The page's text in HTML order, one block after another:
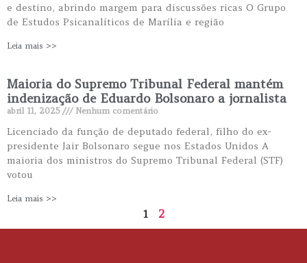
e destino, abrindo margem para discussões ricas O Grupo
de Estudos Psicanalíticos de Marília e região
Leia mais >>
Maioria do Supremo Tribunal Federal mantém
indenização de Eduardo Bolsonaro a jornalista
abril 11, 2025 Nenhum comentário
Licenciado da função de deputado federal, filho do ex-
presidente Jair Bolsonaro segue nos Estados Unidos A
maioria dos ministros do Supremo Tribunal Federal (STF)
votou
Leia mais >>
1 2